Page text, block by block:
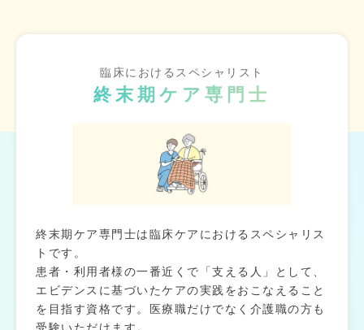
臨床におけるスペシャリスト
終末期ケア専門士
終末期ケア専門士は臨床ケアにおけるスペシャリス
トです。
患者・利用者様の一番近くで「支える人」として、
エビデンスに基づいたケアの実践をおこなえること
を目指す資格です。医療職だけでなく介護職の方も